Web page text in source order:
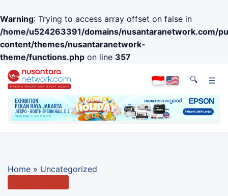
Warning: Trying to access array offset on false in
/home/u524263391/domains/nusantaranetwork.com/
content/themes/nusantaranetwork-
theme/functions.php on line 357
🔍 ☰
Home » Uncategorized